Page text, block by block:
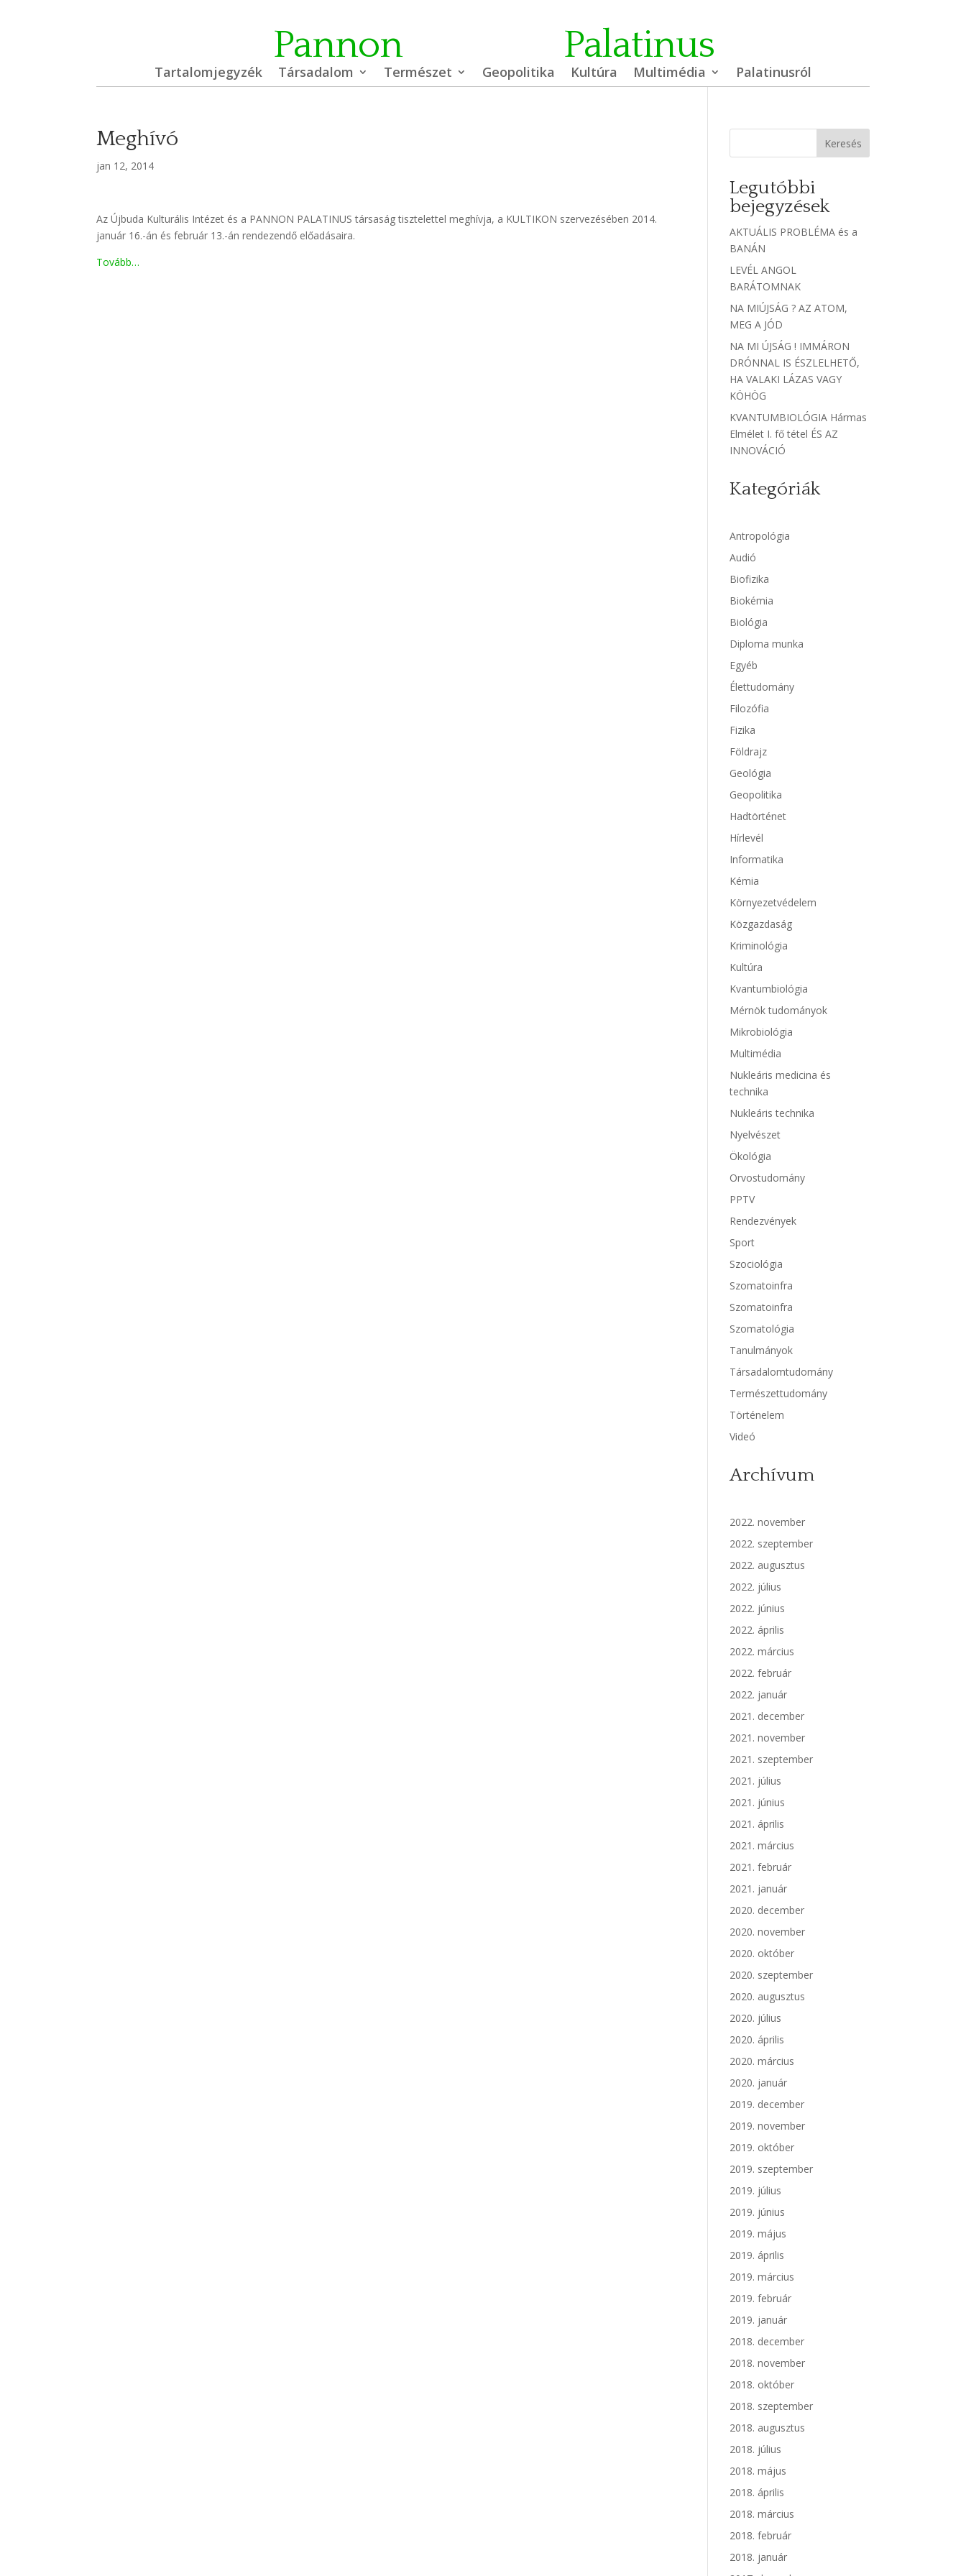
Pannon Palatinus
Tartalomjegyzék Társadalom Természet Geopolitika Kultúra Multimédia Palatinusról
Meghívó
jan 12, 2014
Az Újbuda Kulturális Intézet és a PANNON PALATINUS társaság tisztelettel meghívja, a KULTIKON szervezésében 2014.
január 16.-án és február 13.-án rendezendő előadásaira.
Tovább…
Keresés
Legutóbbi
bejegyzések
AKTUÁLIS PROBLÉMA és a
BANÁN
LEVÉL ANGOL
BARÁTOMNAK
NA MIÚJSÁG ? AZ ATOM,
MEG A JÓD
NA MI ÚJSÁG ! IMMÁRON
DRÓNNAL IS ÉSZLELHETŐ,
HA VALAKI LÁZAS VAGY
KÖHÖG
KVANTUMBIOLÓGIA Hármas
Elmélet I. fő tétel ÉS AZ
INNOVÁCIÓ
Kategóriák
Antropológia
Audió
Biofizika
Biokémia
Biológia
Diploma munka
Egyéb
Élettudomány
Filozófia
Fizika
Földrajz
Geológia
Geopolitika
Hadtörténet
Hírlevél
Informatika
Kémia
Környezetvédelem
Közgazdaság
Kriminológia
Kultúra
Kvantumbiológia
Mérnök tudományok
Mikrobiológia
Multimédia
Nukleáris medicina és
technika
Nukleáris technika
Nyelvészet
Ökológia
Orvostudomány
PPTV
Rendezvények
Sport
Szociológia
Szomatoinfra
Szomatoinfra
Szomatológia
Tanulmányok
Társadalomtudomány
Természettudomány
Történelem
Videó
Archívum
2022. november
2022. szeptember
2022. augusztus
2022. július
2022. június
2022. április
2022. március
2022. február
2022. január
2021. december
2021. november
2021. szeptember
2021. július
2021. június
2021. április
2021. március
2021. február
2021. január
2020. december
2020. november
2020. október
2020. szeptember
2020. augusztus
2020. július
2020. április
2020. március
2020. január
2019. december
2019. november
2019. október
2019. szeptember
2019. július
2019. június
2019. május
2019. április
2019. március
2019. február
2019. január
2018. december
2018. november
2018. október
2018. szeptember
2018. augusztus
2018. július
2018. május
2018. április
2018. március
2018. február
2018. január